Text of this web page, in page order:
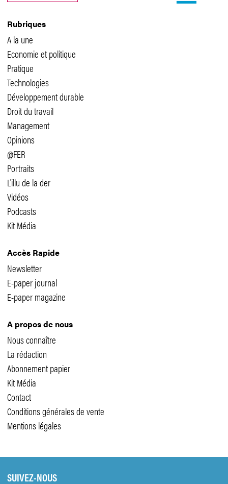
Rubriques
A la une
Economie et politique
Pratique
Technologies
Développement durable
Droit du travail
Management
Opinions
@FER
Portraits
L'illu de la der
Vidéos
Podcasts
Kit Média
Accès Rapide
Newsletter
E-paper journal
E-paper magazine
A propos de nous
Nous connaître
La rédaction
Abonnement papier
Kit Média
Contact
Conditions générales de vente
Mentions légales
SUIVEZ-NOUS